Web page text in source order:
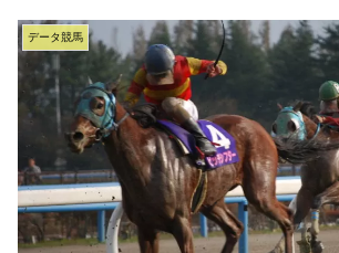
データ競馬